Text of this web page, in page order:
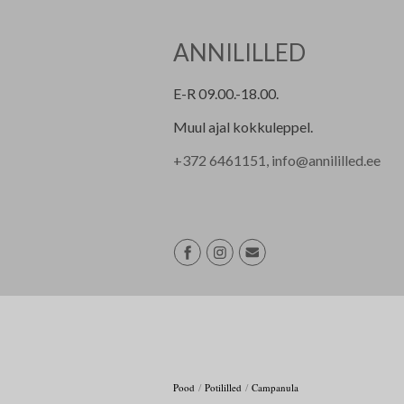
ANNILILLED
E-R 09.00.-18.00.
Muul ajal kokkuleppel.
+372 6461151, info@annililled.ee
Pood / Potililled / Campanula